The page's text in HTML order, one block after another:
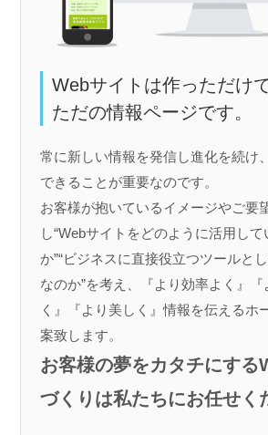
Webサイトは作っただけ
ただの情報ページです。
常に新しい情報を発信し進化を続け
できることが重要なのです。
お客様が抱いているイメージやご要
し“Webサイトをどのように活用し
か”“ビジネスに直接役立つツールと
なのか”を考え、『より効率よく』
く』『より美しく』情報を伝えるホ
案致します。
お客様の夢をカタチにする
づくりは私たちにお任せく